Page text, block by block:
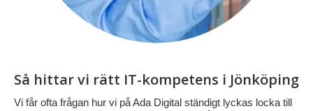
Så hittar vi rätt IT-kompetens i Jönköping
Vi får ofta frågan hur vi på Ada Digital ständigt lyckas locka till